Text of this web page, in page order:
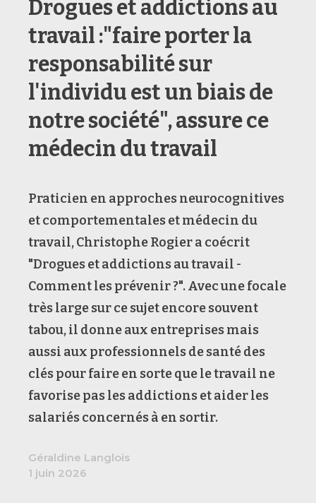
Drogues et addictions au
travail :"faire porter la
responsabilité sur
l'individu est un biais de
notre société", assure ce
médecin du travail
Praticien en approches neurocognitives
et comportementales et médecin du
travail, Christophe Rogier a coécrit
"Drogues et addictions au travail -
Comment les prévenir ?". Avec une focale
très large sur ce sujet encore souvent
tabou, il donne aux entreprises mais
aussi aux professionnels de santé des
clés pour faire en sorte que le travail ne
favorise pas les addictions et aider les
salariés concernés à en sortir.
Géraldine Langlois
1 juin 2026